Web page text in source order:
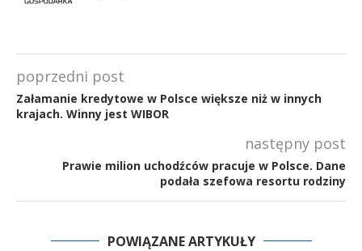
poprzedni post
Załamanie kredytowe w Polsce większe niż w innych
krajach. Winny jest WIBOR
następny post
Prawie milion uchodźców pracuje w Polsce. Dane
podała szefowa resortu rodziny
POWIĄZANE ARTYKUŁY